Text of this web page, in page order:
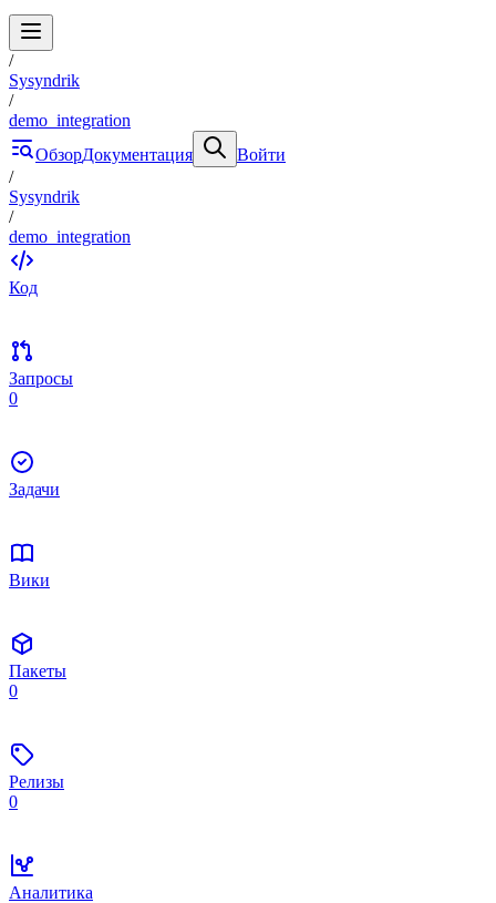
/
Sysyndrik
/
demo_integration
ОбзорДокументация
Войти
/
Sysyndrik
/
demo_integration
Код
Запросы
0
Задачи
Вики
Пакеты
0
Релизы
0
Аналитика